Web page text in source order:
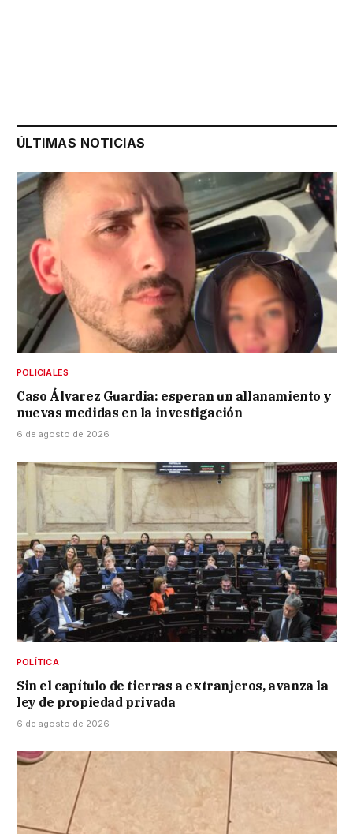
ÚLTIMAS NOTICIAS
POLICIALES
Caso Álvarez Guardia: esperan un allanamiento y
nuevas medidas en la investigación
6 de agosto de 2026
POLÍTICA
Sin el capítulo de tierras a extranjeros, avanza la
ley de propiedad privada
6 de agosto de 2026